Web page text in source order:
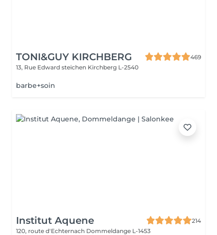
TONI&GUY KIRCHBERG
469
13, Rue Edward steichen Kirchberg L-2540
barbe+soin
Institut Aquene
214
120, route d'Echternach Dommeldange L-1453